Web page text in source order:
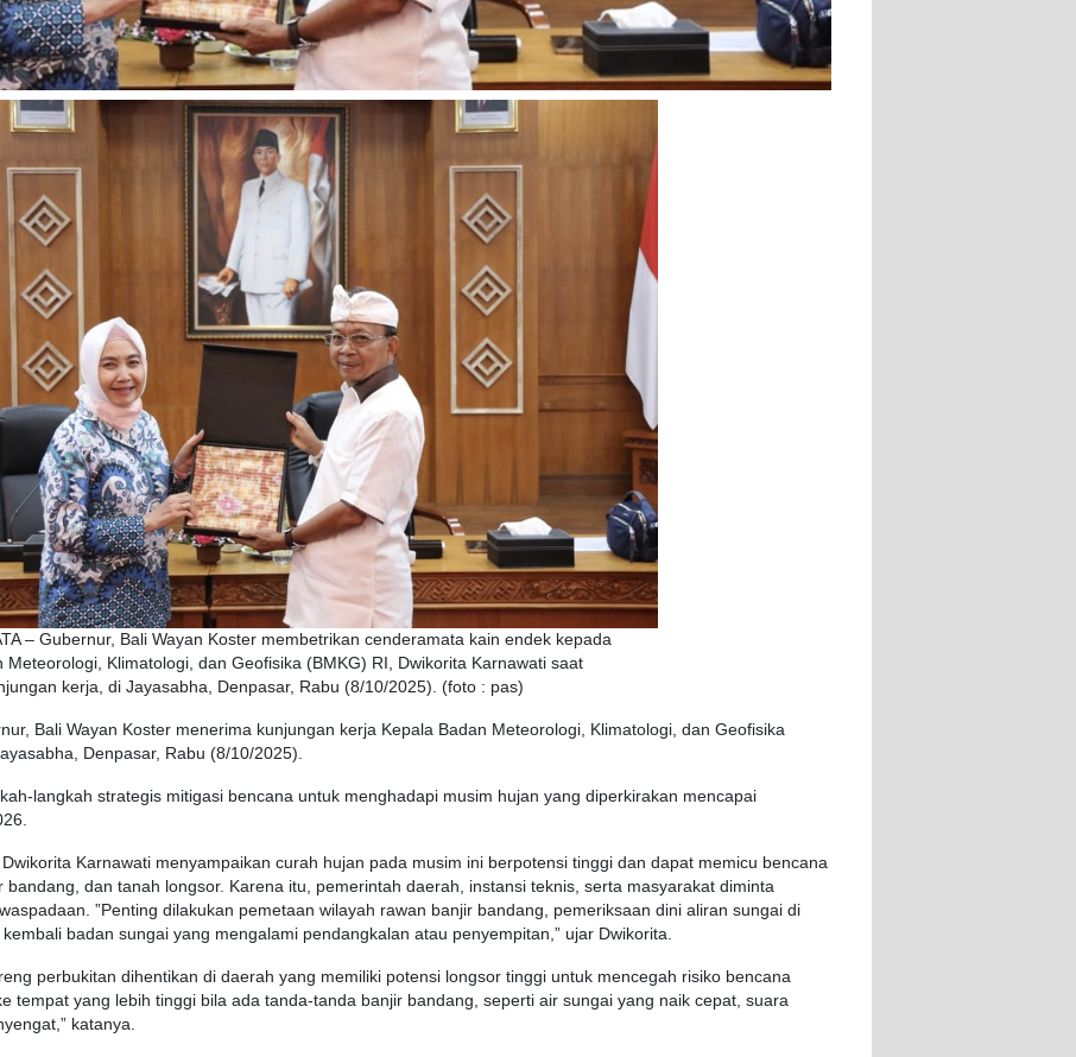
– Gubernur, Bali Wayan Koster membetrikan cenderamata kain endek kepada
Meteorologi, Klimatologi, dan Geofisika (BMKG) RI, Dwikorita Karnawati saat
kerja, di Jayasabha, Denpasar, Rabu (8/10/2025). (foto : pas)
, Bali Wayan Koster menerima kunjungan kerja Kepala Badan Meteorologi, Klimatologi, dan Geofisika
, Denpasar, Rabu (8/10/2025).
langkah strategis mitigasi bencana untuk menghadapi musim hujan yang diperkirakan mencapai
Dwikorita Karnawati menyampaikan curah hujan pada musim ini berpotensi tinggi dan dapat memicu bencana
bandang, dan tanah longsor. Karena itu, pemerintah daerah, instansi teknis, serta masyarakat diminta
. ”Penting dilakukan pemetaan wilayah rawan banjir bandang, pemeriksaan dini aliran sungai di
kembali badan sungai yang mengalami pendangkalan atau penyempitan,” ujar Dwikorita.
perbukitan dihentikan di daerah yang memiliki potensi longsor tinggi untuk mencegah risiko bencana
tempat yang lebih tinggi bila ada tanda-tanda banjir bandang, seperti air sungai yang naik cepat, suara
,” katanya.